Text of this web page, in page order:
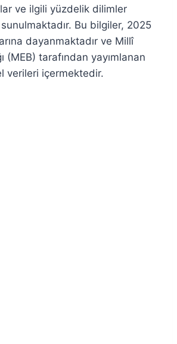
ve ilgili yüzdelik dilimler
Bu bilgiler, 2025
dayanmaktadır ve Millî
(MEB) tarafından yayımlanan
verileri içermektedir.